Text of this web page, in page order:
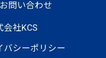
お問い合わせ
社KCS
バシーポリシー